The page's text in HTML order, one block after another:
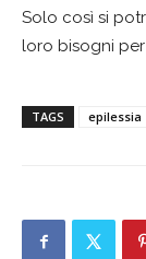
Solo così si
loro bisogni
TAGS epilessia